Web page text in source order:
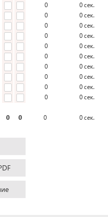
0 0сек.
0 0сек.
0 0сек.
0 0сек.
0 0сек.
0 0сек.
0 0сек.
0 0сек.
0 0сек.
0 0сек.
0 0 0 0сек.